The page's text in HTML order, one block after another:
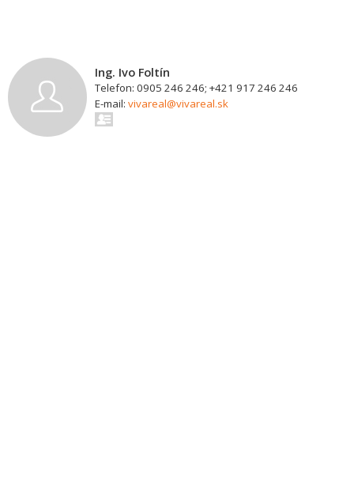
Ing. Ivo Foltín
Telefon: 0905 246 246; +421 917 246 246
E-mail: vivareal@vivareal.sk